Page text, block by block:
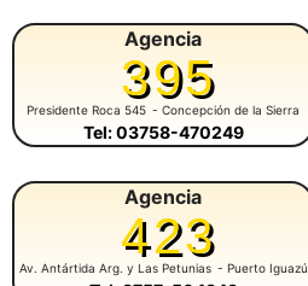
Agencia
395
Presidente Roca 545 - Concepción de la Sierra
Tel: 03758-470249
Agencia
423
Av. Antártida Arg. y Las Petunias - Puerto Iguazú